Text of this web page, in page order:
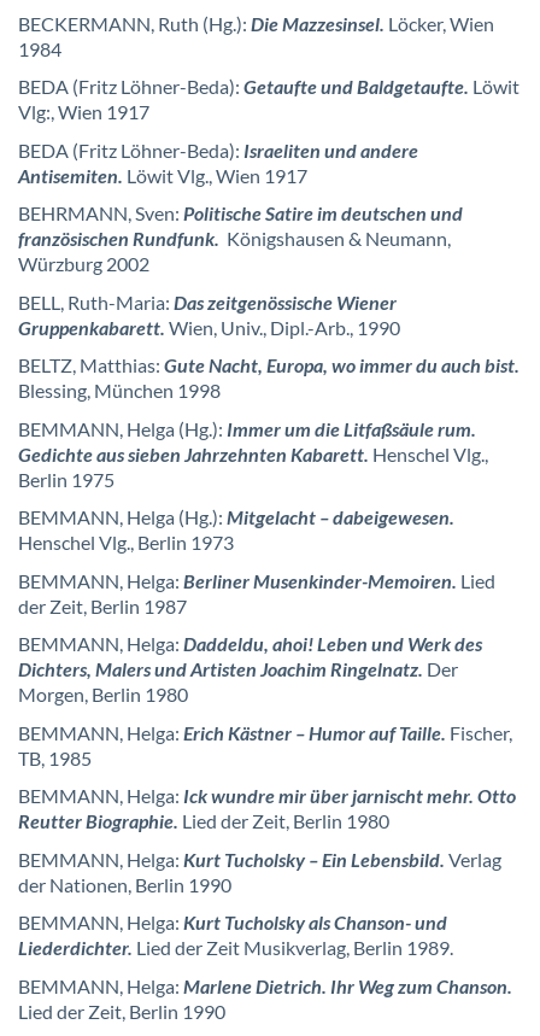
BECKERMANN, Ruth (Hg.): Die Mazzesinsel. Löcker, Wien
1984
BEDA (Fritz Löhner-Beda): Getaufte und Baldgetaufte. Löwit
Vlg:, Wien 1917
BEDA (Fritz Löhner-Beda): Israeliten und andere
Antisemiten. Löwit Vlg., Wien 1917
BEHRMANN, Sven: Politische Satire im deutschen und
französischen Rundfunk. Königshausen & Neumann,
Würzburg 2002
BELL, Ruth-Maria: Das zeitgenössische Wiener
Gruppenkabarett. Wien, Univ., Dipl.-Arb., 1990
BELTZ, Matthias: Gute Nacht, Europa, wo immer du auch bist.
Blessing, München 1998
BEMMANN, Helga (Hg.): Immer um die Litfaßsäule rum.
Gedichte aus sieben Jahrzehnten Kabarett. Henschel Vlg.,
Berlin 1975
BEMMANN, Helga (Hg.): Mitgelacht – dabeigewesen.
Henschel Vlg., Berlin 1973
BEMMANN, Helga: Berliner Musenkinder-Memoiren. Lied
der Zeit, Berlin 1987
BEMMANN, Helga: Daddeldu, ahoi! Leben und Werk des
Dichters, Malers und Artisten Joachim Ringelnatz. Der
Morgen, Berlin 1980
BEMMANN, Helga: Erich Kästner – Humor auf Taille. Fischer,
TB, 1985
BEMMANN, Helga: Ick wundre mir über jarnischt mehr. Otto
Reutter Biographie. Lied der Zeit, Berlin 1980
BEMMANN, Helga: Kurt Tucholsky – Ein Lebensbild. Verlag
der Nationen, Berlin 1990
BEMMANN, Helga: Kurt Tucholsky als Chanson- und
Liederdichter. Lied der Zeit Musikverlag, Berlin 1989.
BEMMANN, Helga: Marlene Dietrich. Ihr Weg zum Chanson.
Lied der Zeit, Berlin 1990